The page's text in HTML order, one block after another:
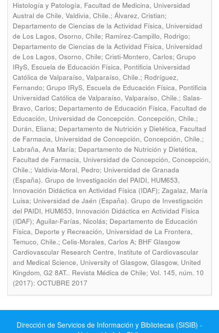
Histología y Patología, Facultad de Medicina, Universidad
Austral de Chile, Valdivia, Chile.; Álvarez, Cristian;
Departamento de Ciencias de la Actividad Física, Universidad
de Los Lagos, Osorno, Chile; Ramírez-Campillo, Rodrigo;
Departamento de Ciencias de la Actividad Física, Universidad
de Los Lagos, Osorno, Chile; Cristi-Montero, Carlos; Grupo
IRyS, Escuela de Educación Física, Pontificia Universidad
Católica de Valparaíso, Valparaíso, Chile.; Rodríguez,
Fernando; Grupo IRyS, Escuela de Educación Física, Pontificia
Universidad Católica de Valparaíso, Valparaíso, Chile.; Salas-
Bravo, Carlos; Departamento de Educación Física, Facultad de
Educación, Universidad de Concepción. Concepción, Chile.;
Durán, Eliana; Departamento de Nutrición y Dietética, Facultad
de Farmacia, Universidad de Concepción, Concepción, Chile.;
Labraña, Ana María; Departamento de Nutrición y Dietética,
Facultad de Farmacia, Universidad de Concepción, Concepción,
Chile.; Valdivia-Moral, Pedro; Universidad de Granada
(España). Grupo de Investigación del PAIDI, HUM653,
Innovación Didáctica en Actividad Física (IDAF); Zagalaz, María
Luisa; Universidad de Jaén (España). Grupo de Investigación
del PAIDI, HUM653, Innovación Didáctica en Actividad Física
(IDAF); Aguilar-Farías, Nicolás; Departamento de Educación
Física, Deporte y Recreación, Universidad de La Frontera,
Temuco, Chile.; Celis-Morales, Carlos A; BHF Glasgow
Cardiovascular Research Centre, Institute of Cardiovascular
and Medical Science, University of Glasgow, Glasgow, United
Kingdom, G2 8AT.. Revista Médica de Chile; Vol. 145, núm. 10
(2017): OCTUBRE 2017
Dirección de Servicios de Información y Bibliotecas (SISIB) -